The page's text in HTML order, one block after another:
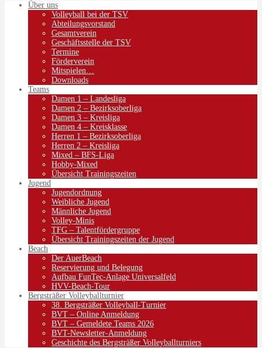
Über uns
Volleyball bei der TSV
Abteilungsvorstand
Gesamtverein
Geschäftsstelle der TSV
Termine
Förderverein
Mitspielen…
Downloads
Teams
Damen 1 – Landesliga
Damen 2 – Bezirksoberliga
Damen 3 – Kreisliga
Damen 4 – Kreisklasse
Herren 1 – Bezirksoberliga
Herren 2 – Kreisliga
Mixed – BFS-Liga
Hobby-Mixed
Übersicht Trainingszeiten
Jugend
Jugendordnung
Weibliche Jugend
Männliche Jugend
Volley-Minis
TFG – Talentfördergruppe
Übersicht Trainingszeiten der Jugend
Beach
Der AuerBeach
Reservierung und Belegung
Aufbau FunTec-Anlage Universalfeld
HVV-Beach-Tour
Bergsträßer Volleyballturnier
38. Bergsträßer Volleyball-Turnier
BVT – Online Anmeldung
BVT – Gemeldete Teams 2026
BVT-Newsletter-Anmeldung
Geschichte des Bergsträßer Volleyballturniers